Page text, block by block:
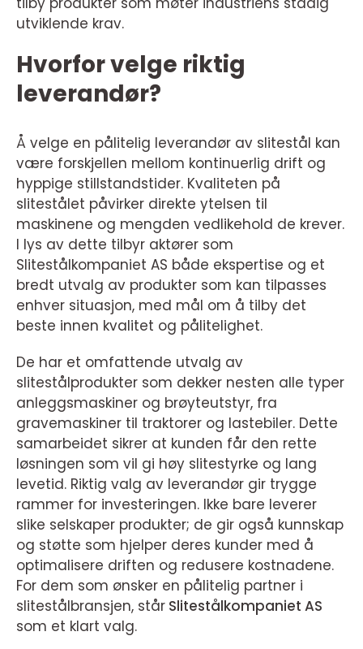
utviklende krav.
Hvorfor velge riktig
leverandør?
Å velge en pålitelig leverandør av slitestål kan
være forskjellen mellom kontinuerlig drift og
hyppige stillstandstider. Kvaliteten på
slitestålet påvirker direkte ytelsen til
maskinene og mengden vedlikehold de krever.
I lys av dette tilbyr aktører som
Slitestålkompaniet AS både ekspertise og et
bredt utvalg av produkter som kan tilpasses
enhver situasjon, med mål om å tilby det
beste innen kvalitet og pålitelighet.
De har et omfattende utvalg av
slitestålprodukter som dekker nesten alle typer
anleggsmaskiner og brøyteutstyr, fra
gravemaskiner til traktorer og lastebiler. Dette
samarbeidet sikrer at kunden får den rette
løsningen som vil gi høy slitestyrke og lang
levetid. Riktig valg av leverandør gir trygge
rammer for investeringen. Ikke bare leverer
slike selskaper produkter; de gir også kunnskap
og støtte som hjelper deres kunder med å
optimalisere driften og redusere kostnadene.
For dem som ønsker en pålitelig partner i
slitestålbransjen, står Slitestålkompaniet AS
som et klart valg.